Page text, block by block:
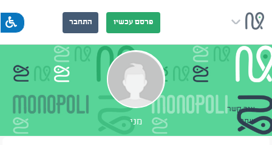
פרסם עכשיו התחבר
צור קשר
שתף
מני